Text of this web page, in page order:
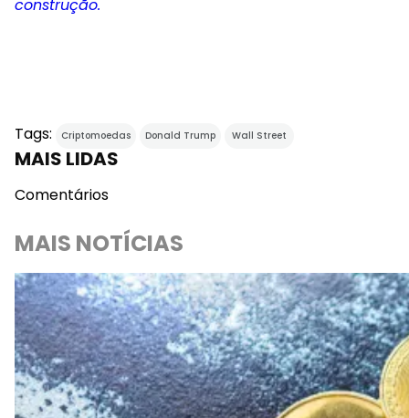
construção.
Tags: Criptomoedas Donald Trump Wall Street
MAIS LIDAS
Comentários
MAIS NOTÍCIAS